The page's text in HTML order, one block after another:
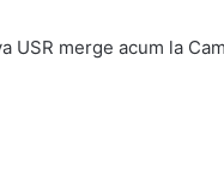
USR merge acum la